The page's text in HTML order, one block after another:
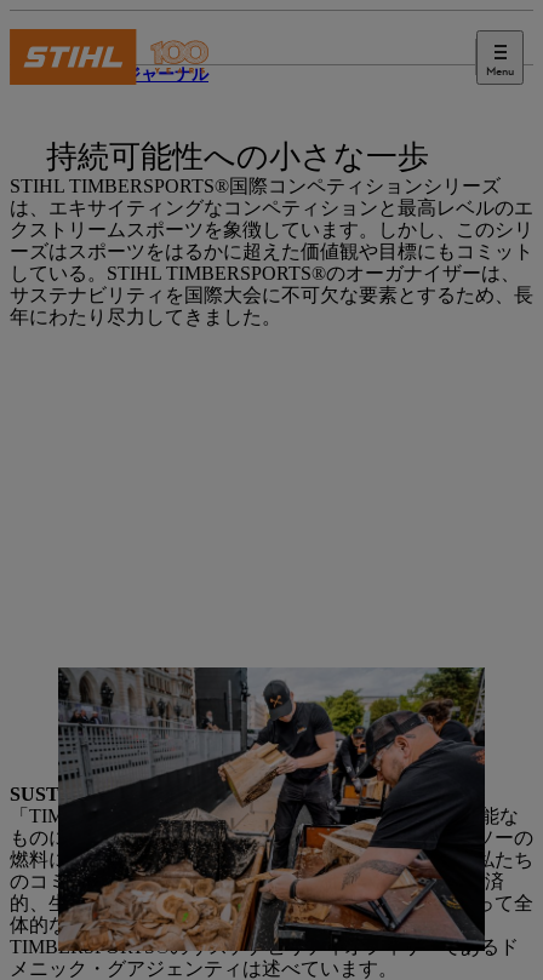
Menu
STIHLジャーナル
持続可能性への小さな一歩
STIHL TIMBERSPORTS®国際コンペティションシリーズ
は、エキサイティングなコンペティションと最高レベルのエ
クストリームスポーツを象徴しています。しかし、このシリ
ーズはスポーツをはるかに超えた価値観や目標にもコミット
している。STIHL TIMBERSPORTS®のオーガナイザーは、
サステナビリティを国際大会に不可欠な要素とするため、長
年にわたり尽力してきました。
大会が終わってもすべてが終わるわけではない：
TIMBERSPORTS®の大会から出る木くずは回収され、ペレットに
加工されるか、再生可能エネルギー発電のために地元のパートナ
ーに提供される。
SUSTAINABILITY WITH A HOLISTIC APPROACH
「TIMBERSPORTS®は、国際大会を可能な限り持続可能な
ものにするために、大会組織から競技用木材、チェンソーの
燃料に至るまで、さまざまな側面を考慮しています。私たち
のコミットメントを支える3つの柱がある：これらは経済
的、生態学的、社会的な行動であり、相互に影響し合って全
体的なアプローチを作り出します」とSTIHL
TIMBERSPORTS®のサステナビリティオフィサーであるド
メニック・グアジェンティは述べています。